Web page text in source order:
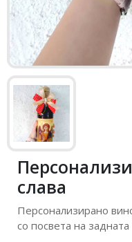
слава
Персонализирано
со посвета на задната